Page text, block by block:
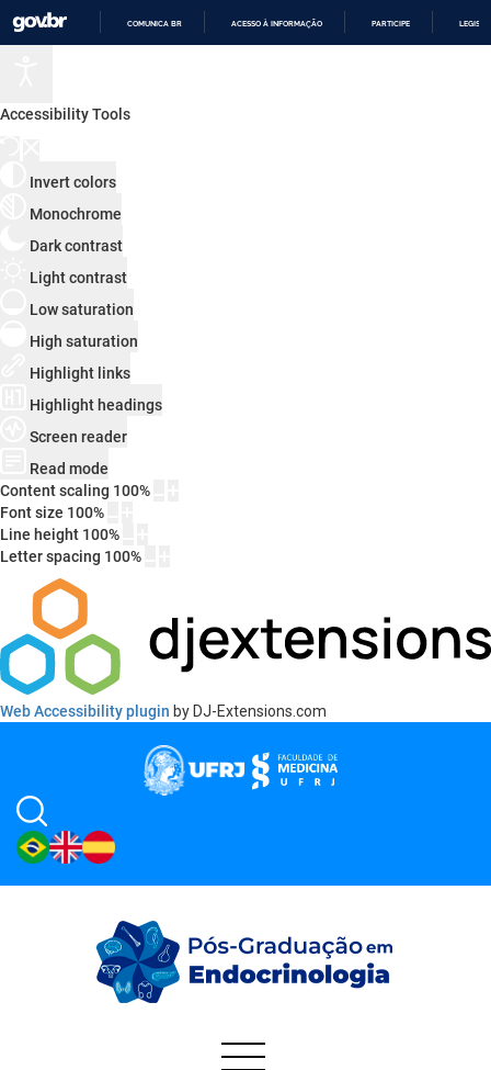
COMUNICA BR ACESSO À INFORMAÇÃO PARTICIPE
Accessibility Tools
Invert colors
Monochrome
Dark contrast
Light contrast
Low saturation
High saturation
Highlight links
Highlight headings
Screen reader
Read mode
Content scaling 100%
Font size 100%
Line height 100%
Letter spacing 100%
Web Accessibility plugin by DJ-Extensions.com